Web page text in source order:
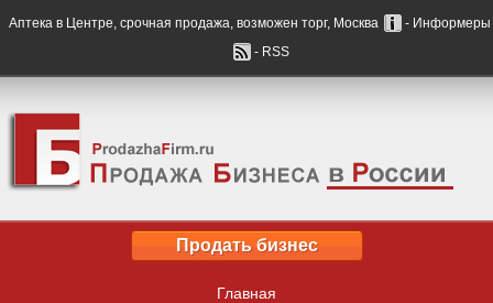
Аптека в Центре, срочная продажа, возможен торг, Москва
- Информеры
- RSS
Продать бизнес
Главная